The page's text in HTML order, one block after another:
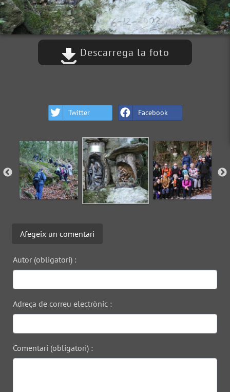
Descarrega la foto
Twitter Facebook
Afegeix un comentari
Autor (obligatori) :
Adreça de correu electrònic :
Comentari (obligatori) :